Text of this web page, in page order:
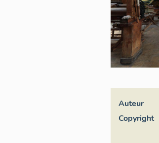
Auteur
Copyright